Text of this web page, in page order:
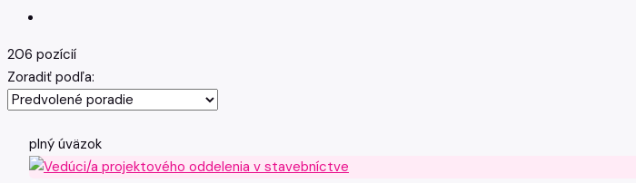
206 pozícií
Zoradiť podľa:
plný úväzok